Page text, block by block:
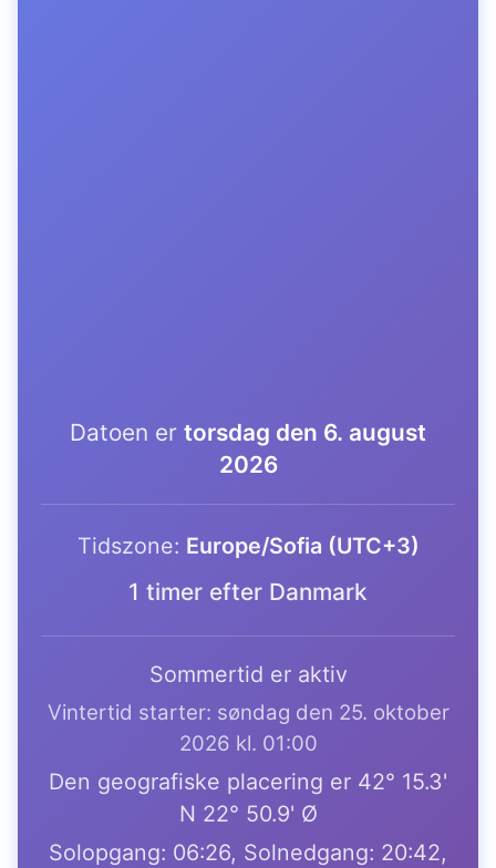
Datoen er torsdag den 6. august
2026
Tidszone: Europe/Sofia (UTC+3)
1 timer efter Danmark
Sommertid er aktiv
Vintertid starter: søndag den 25. oktober
2026 kl. 01:00
Den geografiske placering er 42° 15.3'
N 22° 50.9' Ø
Solopgang: 06:26, Solnedgang: 20:42,